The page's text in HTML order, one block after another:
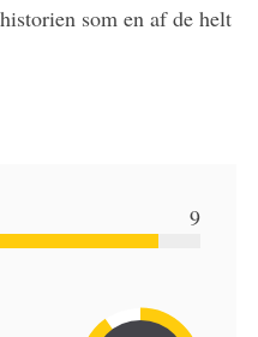
som en af de helt
9